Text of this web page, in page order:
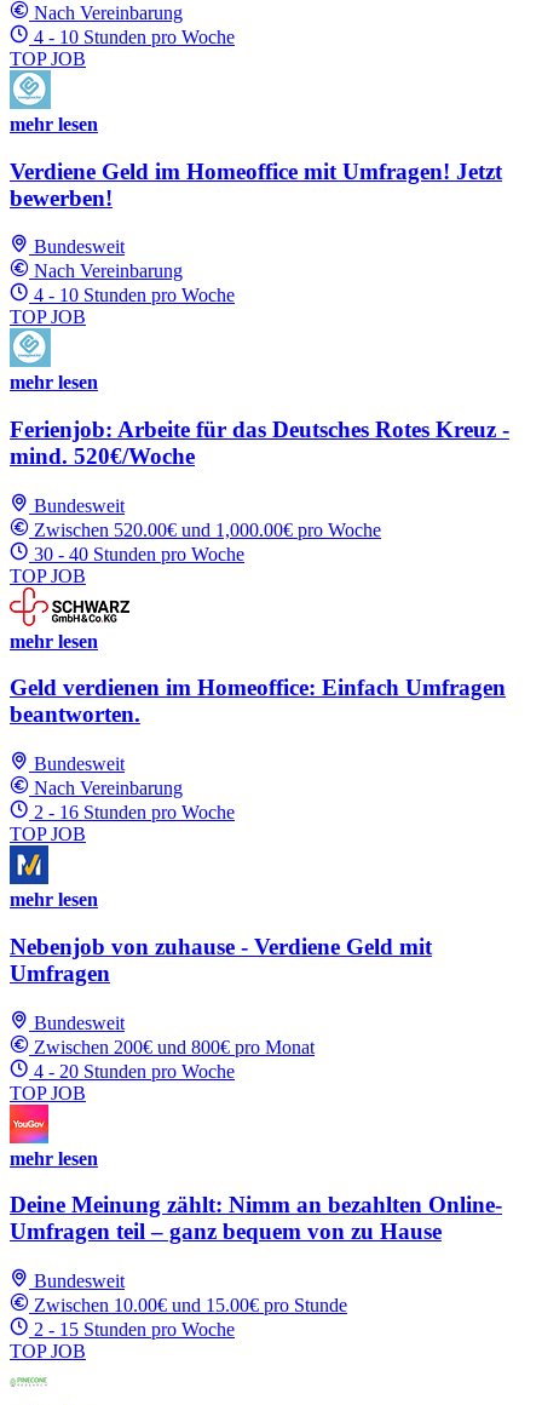
Nach Vereinbarung
4 - 10 Stunden pro Woche
TOP JOB
mehr lesen
Verdiene Geld im Homeoffice mit Umfragen! Jetzt
bewerben!
Bundesweit
Nach Vereinbarung
4 - 10 Stunden pro Woche
TOP JOB
mehr lesen
Ferienjob: Arbeite für das Deutsches Rotes Kreuz -
mind. 520€/Woche
Bundesweit
Zwischen 520.00€ und 1,000.00€ pro Woche
30 - 40 Stunden pro Woche
TOP JOB
mehr lesen
Geld verdienen im Homeoffice: Einfach Umfragen
beantworten.
Bundesweit
Nach Vereinbarung
2 - 16 Stunden pro Woche
TOP JOB
mehr lesen
Nebenjob von zuhause - Verdiene Geld mit
Umfragen
Bundesweit
Zwischen 200€ und 800€ pro Monat
4 - 20 Stunden pro Woche
TOP JOB
mehr lesen
Deine Meinung zählt: Nimm an bezahlten Online-
Umfragen teil – ganz bequem von zu Hause
Bundesweit
Zwischen 10.00€ und 15.00€ pro Stunde
2 - 15 Stunden pro Woche
TOP JOB